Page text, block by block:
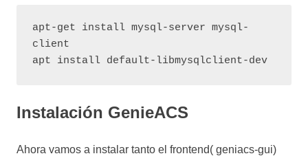
apt-get install mysql-server mysql-
client
apt install default-libmysqlclient-dev
Instalación GenieACS
Ahora vamos a instalar tanto el frontend( geniacs-gui)